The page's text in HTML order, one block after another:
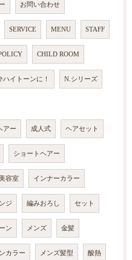
お問い合わせ
SERVICE MENU STAFF
CHILD ROOM
ハイトーンに！ N.シリーズ
アー 成人式 ヘアセット
ショートヘアー
容室 インナーカラー
ジ 編みおろし セット
ン メンズ 金髪
カラー メンズ髪型 酸熱